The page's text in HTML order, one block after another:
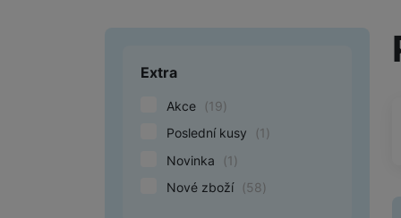
Televize
Audio
Domácí spotřebiče
Tablety
Upřesnit
Extra
Akce (19)
Poslední kusy
(1 )
Novinka
(1 )
Nové zboží (58)